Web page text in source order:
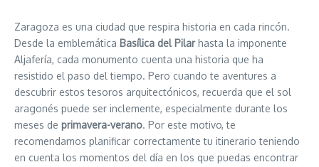
Zaragoza es una ciudad que respira historia en cada rincón.
Desde la emblemática Basílica del Pilarhasta la imponente
Aljafería, cada monumento cuenta una historia que ha
resistido el paso del tiempo. Pero cuando te aventures a
descubrir estos tesoros arquitectónicos, recuerda que el sol
aragonés puede ser inclemente, especialmente durante los
meses de primavera-verano. Por este motivo, te
recomendamos planificar correctamente tu itinerario teniendo
en cuenta los momentos del día en los que puedas encontrar